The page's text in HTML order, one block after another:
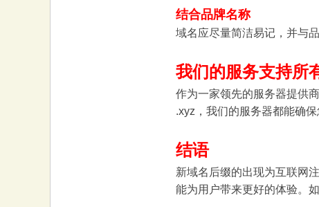
结合品牌名称
域名应尽量简洁易记，并与
我们的服务支持所
作为一家领先的服务器提供
.xyz，我们的服务器都能确
结语
新域名后缀的出现为互联网
能为用户带来更好的体验。